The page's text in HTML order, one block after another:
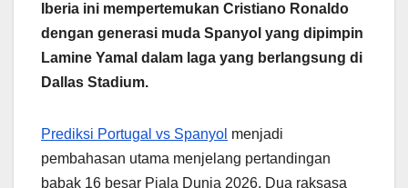
Iberia ini mempertemukan Cristiano Ronaldo
dengan generasi muda Spanyol yang dipimpin
Lamine Yamal dalam laga yang berlangsung di
Dallas Stadium.
Prediksi Portugal vs Spanyol menjadi
pembahasan utama menjelang pertandingan
babak 16 besar Piala Dunia 2026. Dua raksasa